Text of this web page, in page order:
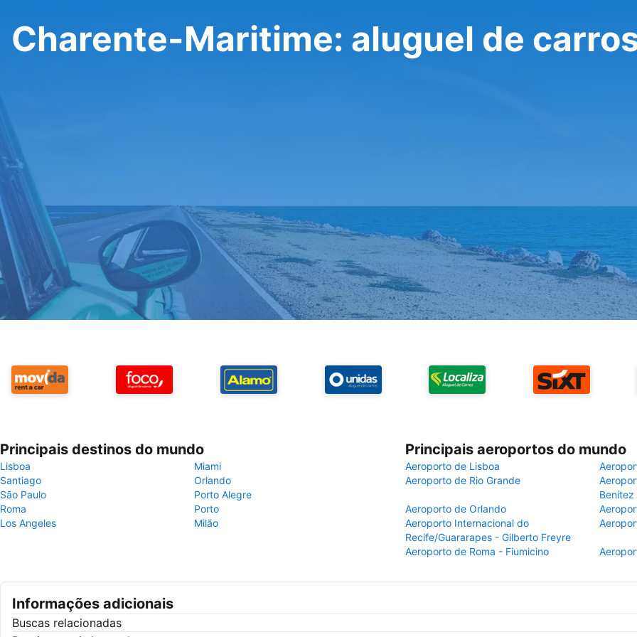
Charente-Maritime: aluguel de
Principais destinos do mundo
Lisboa
Miami
Santiago
Orlando
São Paulo
Porto Alegre
Roma
Porto
Los Angeles
Milão
Principais aeroportos do mundo
Aeroporto de Lisboa
Aeroporto de Rio Grande
Benítez
Aeroporto de Orlando
Aeroporto Internacional do
Recife/Guararapes - Gilberto Freyre
Aeroporto de Roma - Fiumicino
Informações adicionais
Buscas relacionadas